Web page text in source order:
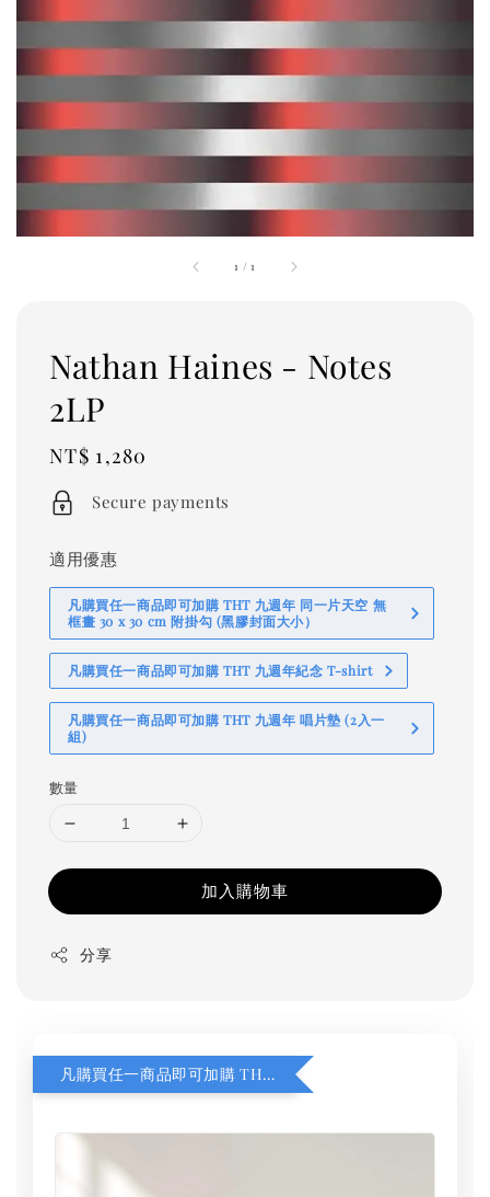
1 /1
Nathan Haines - Notes
2LP
Regular
price
NT$ 1,280
Secure payments
適用優惠
凡購買任一商品即可加購 THT 九週年 同一片天空 無
框畫 30 x 30 cm 附掛勾 (黑膠封面大小）
凡購買任一商品即可加購 THT 九週年紀念 T-shirt
凡購買任一商品即可加購 THT 九週年 唱片墊 (2入一
組)
數量
加入購物車
分享
凡購買任一商品即可加購 THT 九週年 同一片天空 無框畫 30 x 30 cm 附掛勾 (黑膠封面大小）